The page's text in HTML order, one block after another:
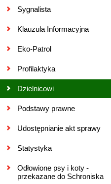
Sygnalista
Klauzula Informacyjna
Eko-Patrol
Profilaktyka
Dzielnicowi
Podstawy prawne
Udostępnianie akt sprawy
Statystyka
Odłowione psy i koty -
przekazane do Schroniska